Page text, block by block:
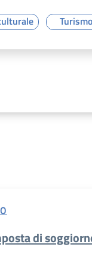
Turismo
di